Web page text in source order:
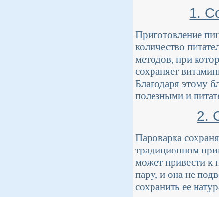
1.
Приготовление
количество
методов, при
сохраняет
Благодаря этому
полезными и
2.
Пароварка
традиционном
может привести к
пару, и она не
сохранить ее